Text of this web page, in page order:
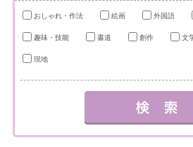
おしゃれ・作法 絵画 外国語
趣味・技能 書道 創作 文
現地